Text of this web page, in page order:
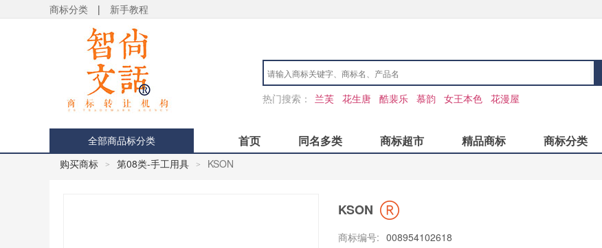
商标分类 | 新手教程
热门搜索：
兰芙 花生唐 酷裴乐 慕韵 女王本色 花漫屋
全部商品标分类 首页 同名多类 商标超市 精品商标 商标分类
购买商标 > 第08类-手工用具 > KSON
KSON
商标编号: 008954102618